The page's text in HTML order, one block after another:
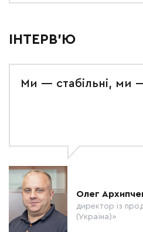
ІНТЕРВ'Ю
Ми — стабільні, ми
Олег
директор із
(Україна)»